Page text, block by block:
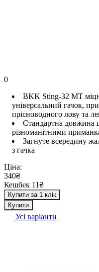
0
BKK Sting-32 MT
універсальний гачок,
прісноводного лову та
Стандартна довжина
різноманітними
Загнуте всередину
з гачка
Ціна:
340₴
Кешбек 11₴
Купити за 1 клік
Купити
Усі варіанти